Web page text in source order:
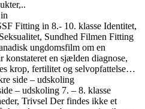
Fitting in 8.- 10. klasse Identitet,
Sundhed Filmen Fitting
ungdomsfilm om en
konstateret en sjælden diagnose,
krop, fertilitet og selvopfattelse…
side – udskoling
– udskoling 7. – 8. klasse
Trivsel Der findes ikke et